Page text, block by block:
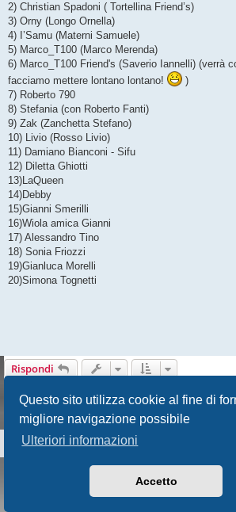
Questo sito utilizza cookie al fine di
migliore navigazione possibile
Ulteriori informazioni
Accetto
a
g
o
2) Christian Spadoni ( Tortellina Friend’s)
3) Orny (Longo Ornella)
4) I’Samu (Materni Samuele)
5) Marco_T100 (Marco Merenda)
6) Marco_T100 Friend's (Saverio Iannelli) (verrà
facciamo mettere lontano lontano!
)
7) Roberto 790
8) Stefania (con Roberto Fanti)
9) Zak (Zanchetta Stefano)
10) Livio (Rosso Livio)
11) Damiano Bianconi - Sifu
12) Diletta Ghiotti
13)LaQueen
14)Debby
15)Gianni Smerilli
16)Wiola amica Gianni
17) Alessandro Tino
18) Sonia Friozzi
19)Gianluca Morelli
20)Simona Tognetti
Rispondi
Sito Web Forum
Traduzione Italiana
AIF_COPYRIGHT